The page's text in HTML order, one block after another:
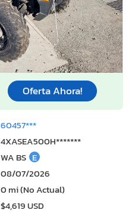
Oferta Ahora!
60457***
4XASEA500H*******
WA BS E
08/07/2026
0 mi (No Actual)
$4,619 USD